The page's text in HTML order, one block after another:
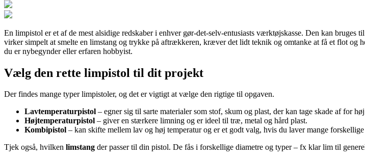
En limpistol er et af de mest alsidige redskaber i enhver gør-det-selv-entusiasts værktøjskasse. Den kan
virker simpelt at smelte en limstang og trykke på aftrækkeren, kræver det lidt teknik og omtanke at få et flot
du er nybegynder eller erfaren hobbyist.
Vælg den rette limpistol til dit projekt
Der findes mange typer limpistoler, og det er vigtigt at vælge den rigtige til opgaven.
Lavtemperaturpistol – egner sig til sarte materialer som stof, skum og plast, der kan tage skade af for
Højtemperaturpistol – giver en stærkere limning og er ideel til træ, metal og hård plast.
Kombipistol – kan skifte mellem lav og høj temperatur og er et godt valg, hvis du laver mange
Tjek også, hvilken limstang der passer til din pistol. De fås i forskellige diametre og typer – fx klar lim til